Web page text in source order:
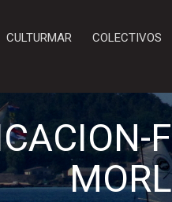
CULTURMAR COLECTIVOS